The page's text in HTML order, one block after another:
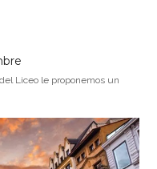
Liceo le proponemos un